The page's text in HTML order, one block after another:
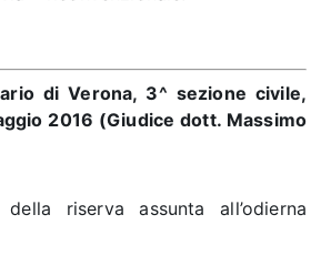
di Verona, 3^ sezione civile,
2016 (Giudice dott. Massimo
riserva assunta all’odierna